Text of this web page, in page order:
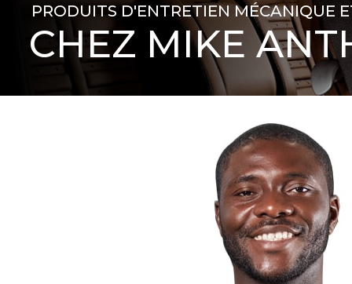
PRODUITS D'ENTRETIEN MÉCANIQUE
CHEZ MIKE